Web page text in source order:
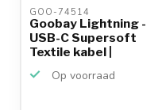
GOO-74514
Goobay Lightning -
USB-C Supersoft
Textile kabel |
Op voorraad